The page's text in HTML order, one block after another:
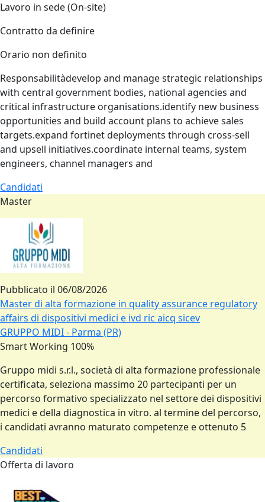
Lavoro in sede (On-site)
Contratto da definire
Orario non definito
Responsabilitàdevelop and manage strategic relationships
with central government bodies, national agencies and
critical infrastructure organisations.identify new business
opportunities and build account plans to achieve sales
targets.expand fortinet deployments through cross‑sell
and upsell initiatives.coordinate internal teams, system
engineers, channel managers and
Candidati
Master
Pubblicato il 06/08/2026
Master di alta formazione in quality assurance regulatory
affairs di dispositivi medici e ivd ric aicq sicev
GRUPPO MIDI - Parma (PR)
Smart Working 100%
Gruppo midi s.r.l., società di alta formazione professionale
certificata, seleziona massimo 20 partecipanti per un
percorso formativo specializzato nel settore dei dispositivi
medici e della diagnostica in vitro. al termine del percorso,
i candidati avranno maturato competenze e ottenuto 5
Candidati
Offerta di lavoro